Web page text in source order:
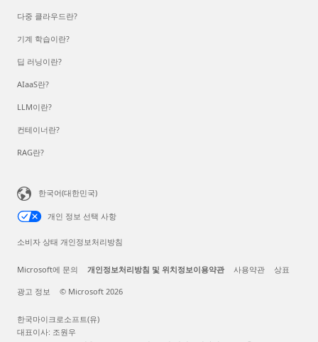
다중 클라우드란?
기계 학습이란?
딥 러닝이란?
AIaaS란?
LLM이란?
컨테이너란?
RAG란?
한국어(대한민국)
개인 정보 선택 사항
소비자 상태 개인정보처리방침
Microsoft에 문의 개인정보처리방침 및 위치정보이용약관 사용약관 상표
광고 정보 © Microsoft 2026
한국마이크로소프트(유)
대표이사: 조원우